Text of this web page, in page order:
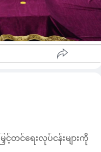
တင်ရေးလုပ်ငန်းများကို